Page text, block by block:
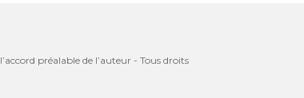
préalable de l’auteur - Tous droits